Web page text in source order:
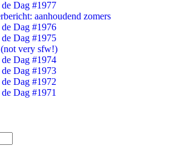
Dag #1977
aanhoudend zomers
Dag #1976
Dag #1975
very sfw!)
Dag #1974
Dag #1973
Dag #1972
Dag #1971